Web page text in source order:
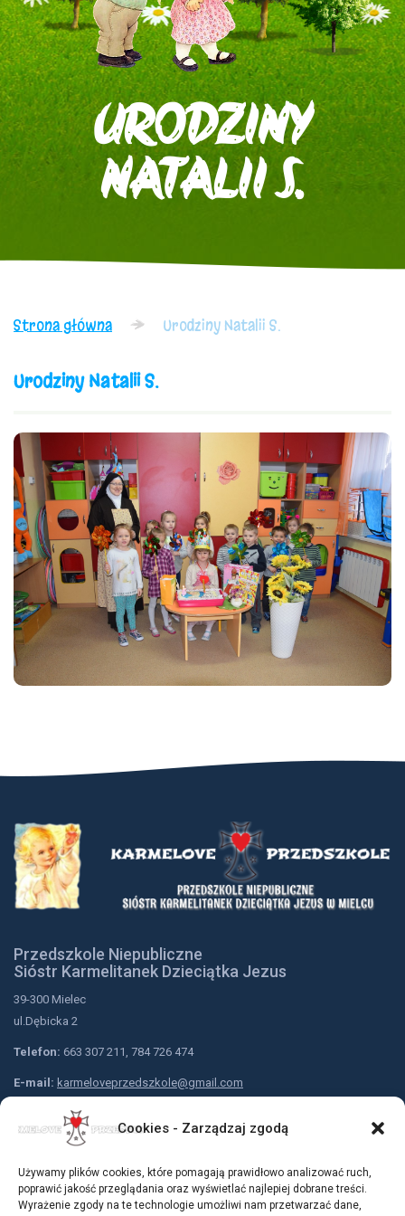
Cookies - Zarządzaj zgodą
Używamy plików cookies, które pomagają prawidłowo analizować ruch,
poprawić jakość przeglądania oraz wyświetlać najlepiej dobrane treści.
Wyrażenie zgody na te technologie umożliwi nam przetwarzać dane,
URODZINY
NATALII S.
Strona główna Urodziny Natalii S.
Urodziny Natalii S.
Przedszkole Niepubliczne
Sióstr Karmelitanek Dzieciątka Jezus
39-300 Mielec
ul.Dębicka 2
Telefon: 663 307 211, 784 726 474
E-mail: karmeloveprzedszkole@gmail.com
Nr konta przedszkola:
Bank Spółdzielczy w Mielcu
Dołącz do nas: